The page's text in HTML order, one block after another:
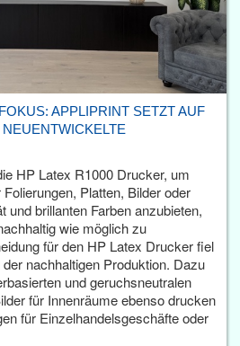
APPLIPRINT SETZT AUF
HP Latex R1000 Drucker, um
Platten, Bilder oder
und brillanten Farben anzubieten,
wie möglich zu
für den HP Latex Drucker fiel
nachhaltigen Produktion. Dazu
und geruchsneutralen
für Innenräume ebenso drucken
für Einzelhandelsgeschäfte oder